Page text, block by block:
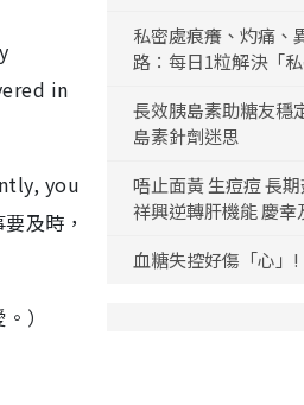
in
you
及時，
）
私密處痕癢、灼痛、
路：每日1粒解決「
長效胰島素助糖友穩
島素針劑迷思
唔止面黃 生痘痘 長
祥興逆轉肝機能 慶幸
血糖失控好傷「心」!